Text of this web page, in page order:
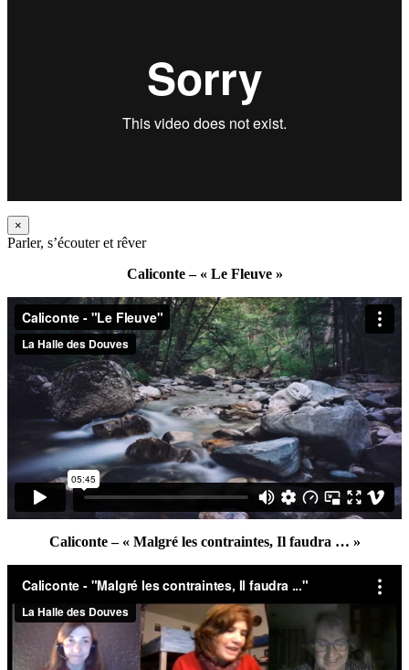
×
Parler, s’écouter et rêver
Caliconte – « Le Fleuve »
Caliconte – « Malgré les contraintes, Il faudra … »